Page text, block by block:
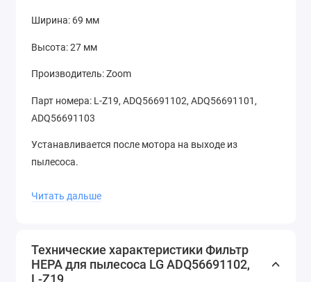
Ширина: 69 мм
Высота: 27 мм
Производитель: Zoom
Парт номера: L-Z19, ADQ56691102, ADQ56691101,
ADQ56691103
Устанавливается после мотора на выходе из
пылесоса.
в год - в зависимости от интенсивности
Регулярная замена фильтров в пылесосе
обеспечивает высокоэффективную очистку воздуха.
Читать дальше
Технические характеристики Фильтр
HEPA для пылесоса LG ADQ56691102,
L-Z19